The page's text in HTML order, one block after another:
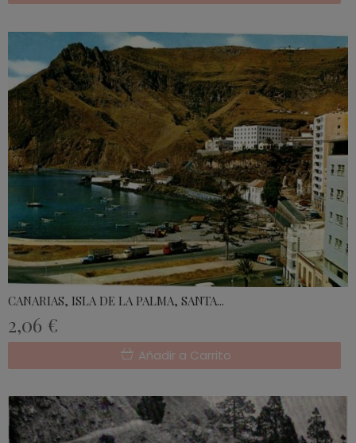
CANARIAS, ISLA DE LA PALMA, SANTA...
2,06 €
Añadir a Carrito